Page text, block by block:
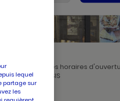
des horaires
VILLEPARISIS
lequel
partage sur
les